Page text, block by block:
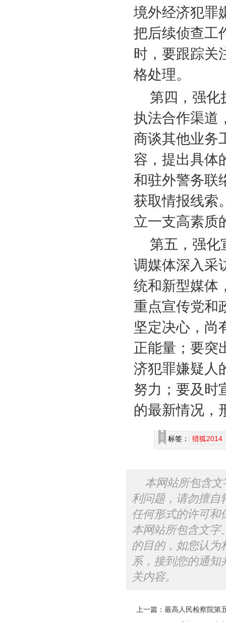
境外经济犯罪
把后续侦查工
时，要跟踪关
格处理。
第四，强化
执法合作渠道
商谈其他业务
容，提出具体
和驻外警务联
获取情报线索
立一支高素质
第五，强化
调媒体深入采
统和新型媒体
重点宣传党和
坚定决心，尚
正能量；要突
济犯罪嫌疑人
努力；要及时
的最新情况，
标签： 猎狐2014
本网站所包含
利问题，请勿擅自
任何形式的许可和
本网站所包含文字
的目的，如您认为
系，接到您的通知
关内容。
上一篇： 最高人民检察院第